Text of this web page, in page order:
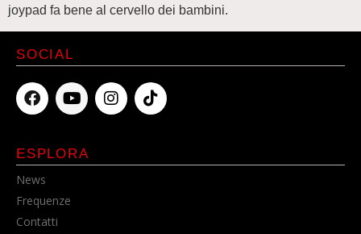
joypad fa bene al cervello dei bambini.
ESPLORA
News
Frequenze
Contatti
SOCIAL